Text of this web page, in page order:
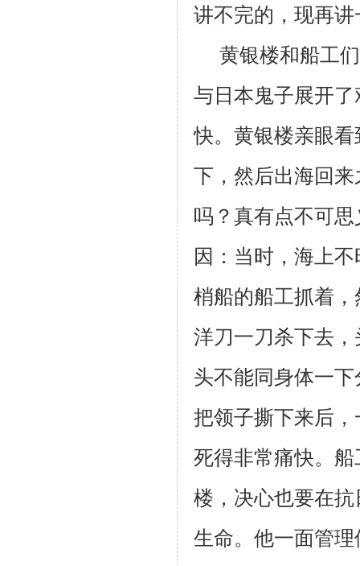
讲不完的，现再
黄银楼和船工
与日本鬼子展开
快。黄银楼亲眼
下，然后出海回
吗？真有点不可
因：当时，海上
梢船的船工抓着
洋刀一刀杀下去
头不能同身体一
把领子撕下来后
死得非常痛快。
楼，决心也要在
生命。他一面管